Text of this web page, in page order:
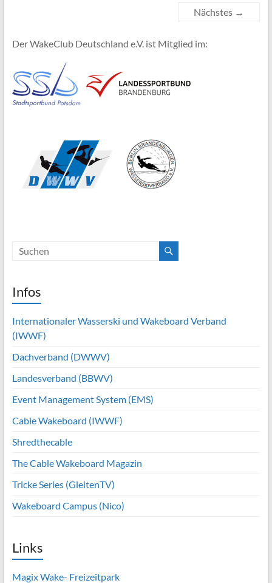
Nächstes →
Der WakeClub Deutschland e.V. ist Mitglied im:
Infos
Internationaler Wasserski und Wakeboard Verband
(IWWF)
Dachverband (DWWV)
Landesverband (BBWV)
Event Management System (EMS)
Cable Wakeboard (IWWF)
Shredthecable
The Cable Wakeboard Magazin
Tricke Series (GleitenTV)
Wakeboard Campus (Nico)
Links
Magix Wake- Freizeitpark